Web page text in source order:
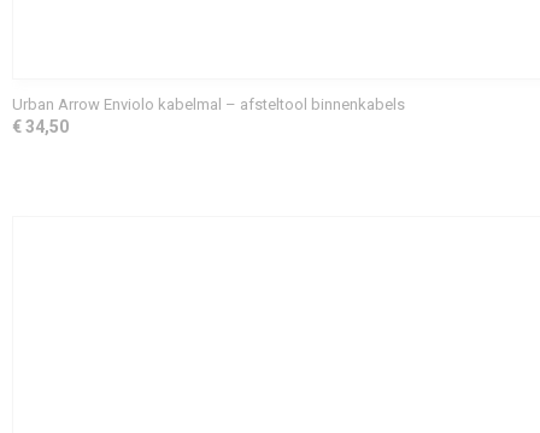
Urban Arrow Enviolo kabelmal – afsteltool binnenkabels
€ 34,50